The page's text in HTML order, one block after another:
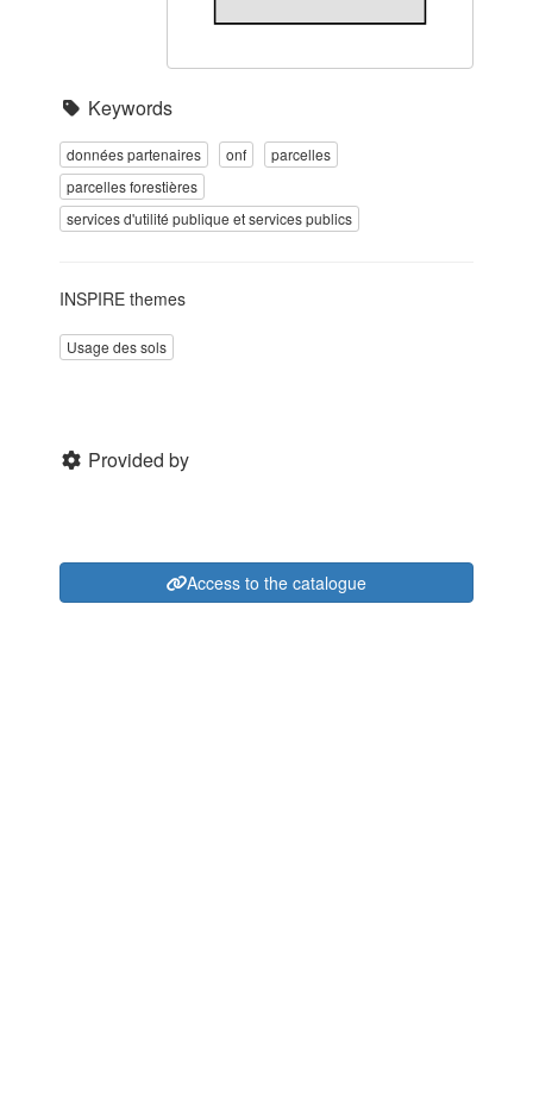
Keywords
données partenaires onf
parcelles
parcelles forestières
services d'utilité publique et services publics
INSPIRE themes
Usage des sols
Provided by
Access to the catalogue